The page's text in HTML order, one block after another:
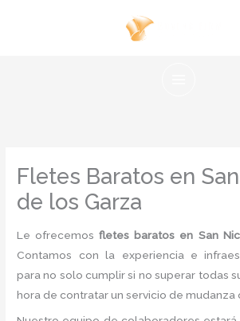
Fletes Baratos en
de los Garza
Le ofrecemos fletes baratos en San
Contamos con la experiencia e
para no solo cumplir si no superar todas
hora de contratar un servicio de mudanza